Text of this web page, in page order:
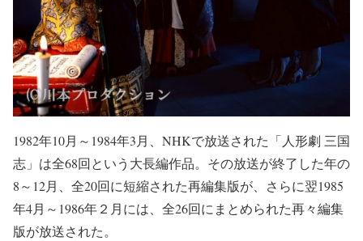
1982年10月～1984年3月、NHKで放送された「人形劇 三国
志」は全68回という大長編作品。その放送が終了した年の
8～12月、全20回に短縮された再編集版が、さらに翌1985
年4月～1986年２月には、全26回にまとめられた再々編集
版が放送された。